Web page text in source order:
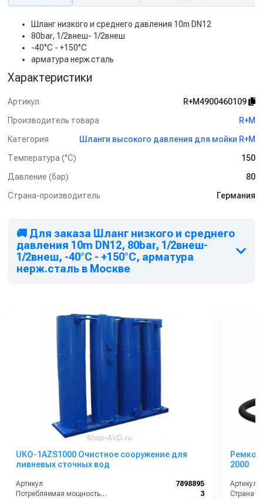
Шланг низкого и среднего давления 10m DN12
80bar, 1/2внеш- 1/2внеш
-40°C - +150°C
арматура нерж.сталь
Характеристики
Артикул
R+M4900460109
Производитель товара
R+M
Категория
Шланги высокого давления для мойки R+M
Температура (°C)
150
Давление (бар)
80
Страна-производитель
Германия
🚚 Для заказа Шланг низкого и среднего
давления 10m DN12, 80bar, 1/2внеш-
1/2внеш, -40°C - +150°C, арматура
нерж.сталь в Москве
UKO-1AZS1000 Очистное сооружение для
ливневых сточных вод
Артикул:
7898895
Потребляемая мощность (кВт):
3
2000
Артикул:
Страна-